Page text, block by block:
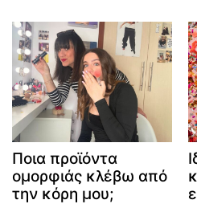
Ποια προϊόντα
ομορφιάς κλέβω από
την κόρη μου;